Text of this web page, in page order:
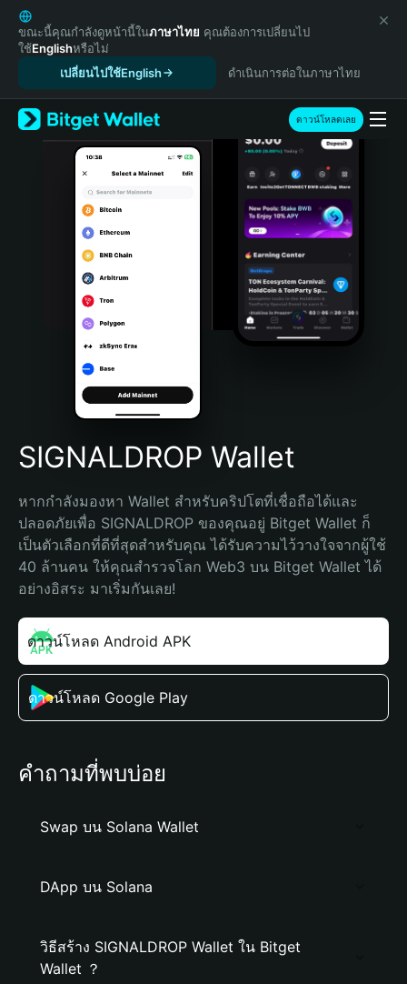
English
日本語
Tiếng Việt
Español (Latinoamérica)
Türkçe
Italiano
Português (Portugal)
Bahasa Indonesia
Português (Brasil)
Español (Argentina)
ขณะนี้คุณกำลังดูหน้านี้ในภาษาไทย คุณต้องการเปลี่ยนไป
ใช้Englishหรือไม่
เปลี่ยนไปใช้English
ดำเนินการต่อในภาษาไทย
ดาวน์โหลดเลย
SIGNALDROP Wallet
หากกำลังมองหา Wallet สำหรับคริปโตที่เชื่อถือได้และ
ปลอดภัยเพื่อ SIGNALDROP ของคุณอยู่ Bitget Wallet ก็
เป็นตัวเลือกที่ดีที่สุดสำหรับคุณ ได้รับความไว้วางใจจากผู้ใช้
40 ล้านคน ให้คุณสำรวจโลก Web3 บน Bitget Wallet ได้
อย่างอิสระ มาเริ่มกันเลย!
ดาวน์โหลด Android APK
ดาวน์โหลด Google Play
คำถามที่พบบ่อย
Swap บน Solana Wallet
DApp บน Solana
วิธีสร้าง SIGNALDROP Wallet ใน Bitget
Wallet ？